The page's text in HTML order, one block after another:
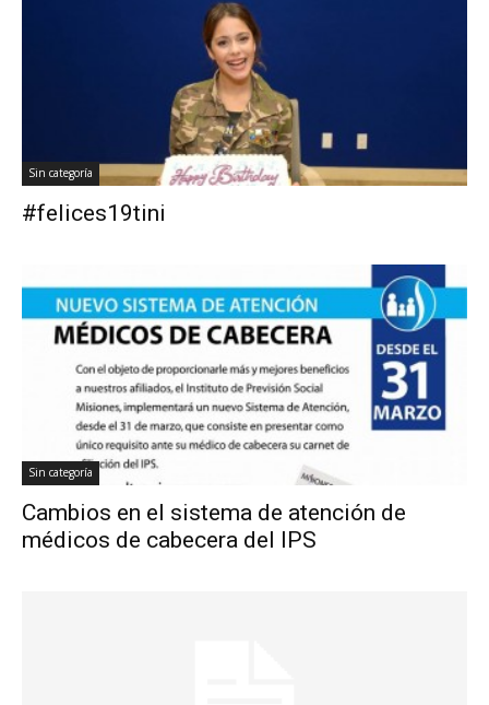
Sin categoría
#felices19tini
Sin categoría
Cambios en el sistema de atención de
médicos de cabecera del IPS